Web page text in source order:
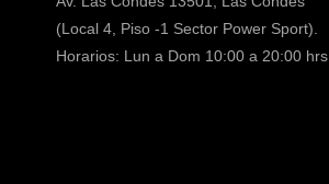
(Local 4, Piso -1 Sector Power Sport).
Horarios: Lun a Dom 10:00 a 20:00 hrs.